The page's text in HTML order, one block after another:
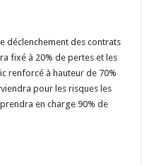
déclenchement des contrats
fixé à 20% de pertes et les
renforcé à hauteur de 70%
pour les risques les
prendra en charge 90% de